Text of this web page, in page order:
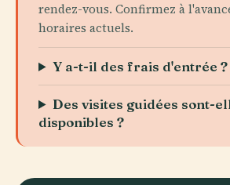
rendez-vous. Confirmez à
horaires actuels.
Y a-t-il des frais d'entrée ?
Des visites guidées sont-
disponibles ?